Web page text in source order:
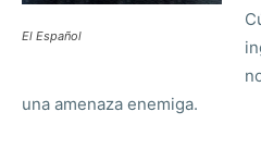
El Español
una amenaza enemiga.